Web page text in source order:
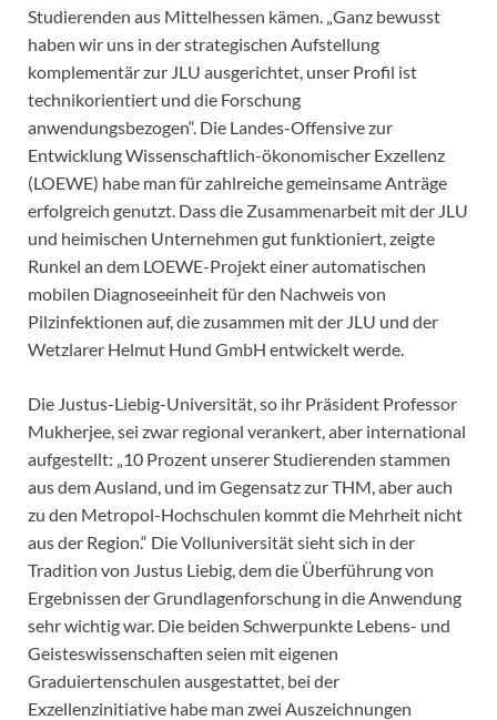
Studierenden aus Mittelhessen kämen. „Ganz bewusst
haben wir uns in der strategischen Aufstellung
komplementär zur JLU ausgerichtet, unser Profil ist
technikorientiert und die Forschung
anwendungsbezogen“. Die Landes-Offensive zur
Entwicklung Wissenschaftlich-ökonomischer Exzellenz
(LOEWE) habe man für zahlreiche gemeinsame Anträge
erfolgreich genutzt. Dass die Zusammenarbeit mit der JLU
und heimischen Unternehmen gut funktioniert, zeigte
Runkel an dem LOEWE-Projekt einer automatischen
mobilen Diagnoseeinheit für den Nachweis von
Pilzinfektionen auf, die zusammen mit der JLU und der
Wetzlarer Helmut Hund GmbH entwickelt werde.
Die Justus-Liebig-Universität, so ihr Präsident Professor
Mukherjee, sei zwar regional verankert, aber international
aufgestellt: „10 Prozent unserer Studierenden stammen
aus dem Ausland, und im Gegensatz zur THM, aber auch
zu den Metropol-Hochschulen kommt die Mehrheit nicht
aus der Region.“ Die Volluniversität sieht sich in der
Tradition von Justus Liebig, dem die Überführung von
Ergebnissen der Grundlagenforschung in die Anwendung
sehr wichtig war. Die beiden Schwerpunkte Lebens- und
Geisteswissenschaften seien mit eigenen
Graduiertenschulen ausgestattet, bei der
Exzellenzinitiative habe man zwei Auszeichnungen